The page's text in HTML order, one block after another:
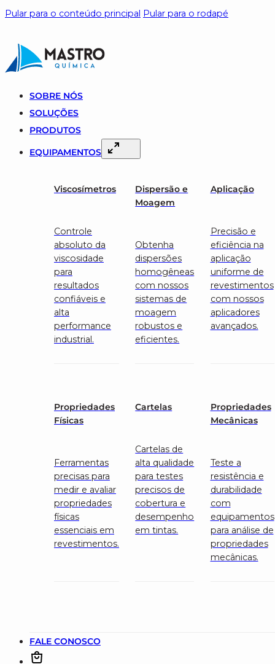
Pular para o conteúdo principal Pular para o rodapé
SOBRE NÓS
SOLUÇÕES
PRODUTOS
EQUIPAMENTOS
Viscosímetros
Controle
absoluto da
viscosidade
para
resultados
confiáveis e
alta
performance
industrial.
Dispersão e
Moagem
Obtenha
dispersões
homogêneas
com nossos
sistemas de
moagem
robustos e
eficientes.
Aplicação
Precisão e
eficiência na
aplicação
uniforme de
revestimentos
com nossos
aplicadores
avançados.
Propriedades
Físicas
Ferramentas
precisas para
medir e avaliar
propriedades
físicas
essenciais em
revestimentos.
Cartelas
Cartelas de
alta qualidade
para testes
precisos de
cobertura e
desempenho
em tintas.
Propriedades
Mecânicas
Teste a
resistência e
durabilidade
com
equipamentos
para análise de
propriedades
mecânicas.
FALE CONOSCO